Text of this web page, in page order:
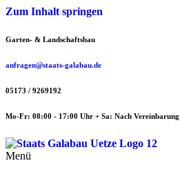
Zum Inhalt springen
Garten- & Landschaftsbau
anfragen@staats-galabau.de
05173 / 9269192
Mo-Fr: 08:00 - 17:00 Uhr + Sa: Nach Vereinbarung
Menü